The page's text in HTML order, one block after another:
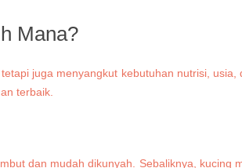
Mana?
juga menyangkut kebutuhan nutrisi,
terbaik.
dan mudah dikunyah. Sebaliknya,